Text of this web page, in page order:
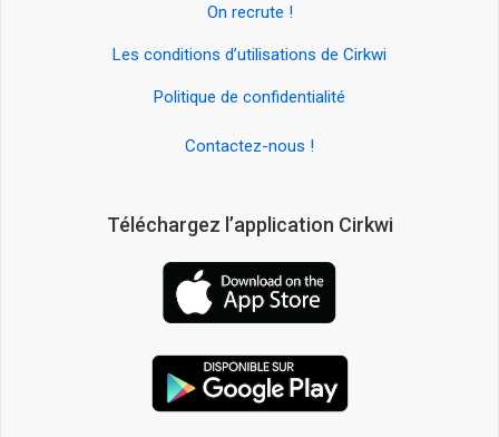
On recrute !
Les conditions d’utilisations de Cirkwi
Politique de confidentialité
Contactez-nous !
Téléchargez l’application Cirkwi